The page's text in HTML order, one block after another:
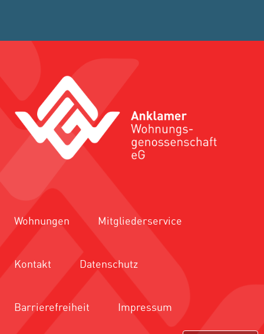
Wohnungen Mitgliederservice
Kontakt Datenschutz
Barrierefreiheit Impressum